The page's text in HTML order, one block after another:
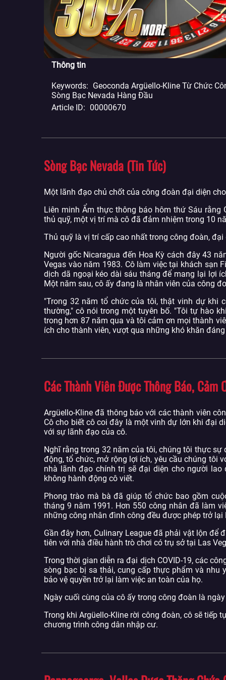
Thông tin
Keywords
Geoconda Argüello-Kline Từ Chức
Sòng Bạc Nevada Hàng Đầu
Article ID
00000670
Sòng Bạc Nevada (Tin Tức)
Một lãnh đạo chủ chốt của công đoàn đại diện
Liên minh Ẩm thực thông báo hôm thứ Sáu rằng
thủ quỹ, một vị trí mà cô đã đảm nhiệm trong 10
Thủ quỹ là vị trí cấp cao nhất trong công đoàn,
Người gốc Nicaragua đến Hoa Kỳ cách đây 43
Vegas vào năm 1983. Cô làm việc tại khách sạn
dịch dã ngoại kéo dài sáu tháng để mang lại lợi
Một năm sau, cô ấy đang là nhân viên của công
"Trong 32 năm tổ chức của tôi, thật vinh dự khi
thường," cô nói trong một tuyên bố. "Tôi tự hào
trong hơn 87 năm qua và tôi cảm ơn mọi thành
ích cho thành viên, vượt qua những khó khăn
Các Thành Viên Được Thông Báo, Cảm
Argüello-Kline đã thông báo với các thành viên
Cô cho biết cô coi đây là một vinh dự lớn khi đại
với sự lãnh đạo của cô.
Nghĩ rằng trong 32 năm của tôi, chúng tôi thực
động, tổ chức, mở rộng lợi ích, yêu cầu chúng tôi
nhà lãnh đạo chính trị sẽ đại diện cho người
không hành động cô viết.
Phong trào mà bà đã giúp tổ chức bao gồm
tháng 9 năm 1991. Hơn 550 công nhân đã làm
những công nhân đình công đều được phép trở
Gần đây hơn, Culinary League đã phải vật lộn để
tiên với nhà điều hành trò chơi có trụ sở tại Las
Trong thời gian diễn ra đại dịch COVID-19, các
sòng bạc bị sa thải, cung cấp thực phẩm và
bảo vệ quyền trở lại làm việc an toàn của họ.
Ngày cuối cùng của cô ấy trong công đoàn là
Trong khi Argüello-Kline rời công đoàn, cô sẽ tiếp
chương trình công dân nhập cư.